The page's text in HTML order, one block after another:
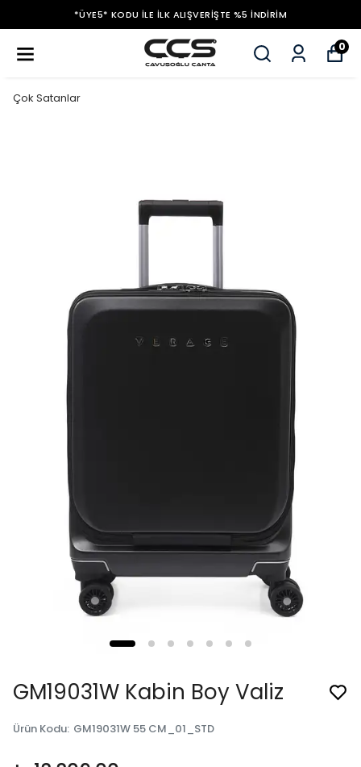
*ÜYE5* KODU ILE İLK ALIŞVERIŞTE %5 İNDIRIM
0
Çok Satanlar
GM19031W Kabin Boy Valiz
Ürün Kodu: GM19031W 55 CM_01_STD